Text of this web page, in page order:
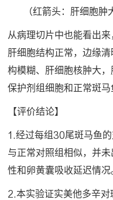
（红箭头：肝细胞肿
从病理切片中也能看出
肝细胞结构正常，边缘
构模糊、肝细胞核肿大
保护剂组细胞和正常斑马
【评价结论】
1.经过每组30尾斑马鱼
与正常对照组相似，并
性和卵黄囊吸收延迟情况
2.本实验证实美他多辛对